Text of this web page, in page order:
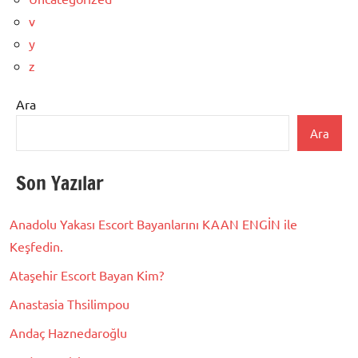
v
y
z
Ara
Ara
Son Yazılar
Anadolu Yakası Escort Bayanlarını KAAN ENGİN ile
Keşfedin.
Ataşehir Escort Bayan Kim?
Anastasia Thsilimpou
Andaç Haznedaroğlu